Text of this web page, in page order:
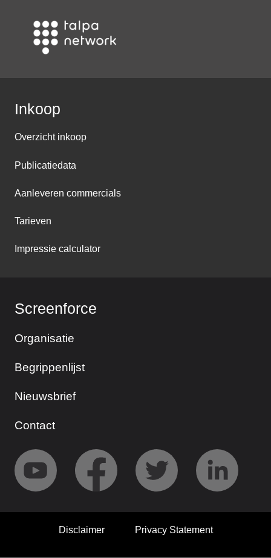
Inkoop
Overzicht inkoop
Publicatiedata
Aanleveren commercials
Tarieven
Impressie calculator
Screenforce
Organisatie
Begrippenlijst
Nieuwsbrief
Contact
Disclaimer Privacy Statement